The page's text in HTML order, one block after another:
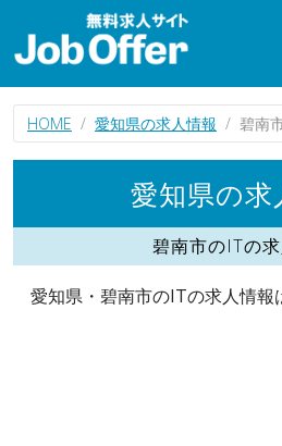
HOME 愛知県の求人情報 碧南
愛知県の求
碧南市のITの
愛知県・碧南市のITの求人情報